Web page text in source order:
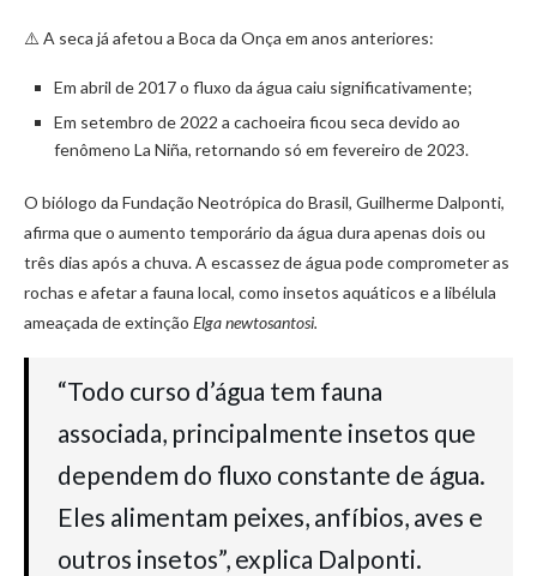
⚠️ A seca já afetou a Boca da Onça em anos anteriores:
Em abril de 2017 o fluxo da água caiu significativamente;
Em setembro de 2022 a cachoeira ficou seca devido ao
fenômeno La Niña, retornando só em fevereiro de 2023.
O biólogo da Fundação Neotrópica do Brasil, Guilherme Dalponti,
afirma que o aumento temporário da água dura apenas dois ou
três dias após a chuva. A escassez de água pode comprometer as
rochas e afetar a fauna local, como insetos aquáticos e a libélula
ameaçada de extinção Elga newtosantosi.
“Todo curso d’água tem fauna
associada, principalmente insetos que
dependem do fluxo constante de água.
Eles alimentam peixes, anfíbios, aves e
outros insetos”, explica Dalponti.